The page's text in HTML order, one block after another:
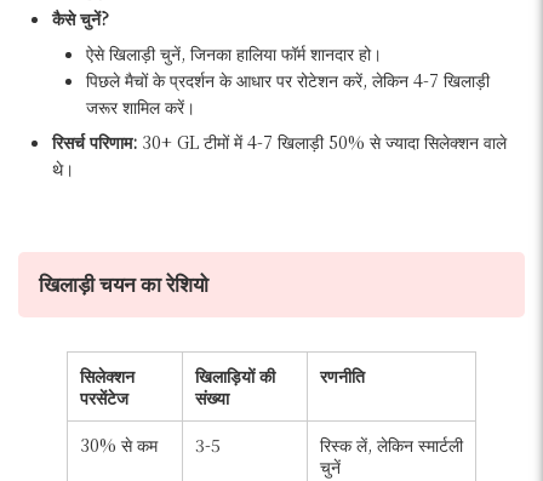
कैसे चुनें?
ऐसे खिलाड़ी चुनें, जिनका हालिया फॉर्म शानदार हो।
पिछले मैचों के प्रदर्शन के आधार पर रोटेशन करें, लेकिन 4-7 खिलाड़ी
जरूर शामिल करें।
रिसर्च परिणाम: 30+ GL टीमों में 4-7 खिलाड़ी 50% से ज्यादा सिलेक्शन वाले
थे।
खिलाड़ी चयन का रेशियो
सिलेक्शन
परसेंटेज
खिलाड़ियों की
संख्या
रणनीति
30% से कम 3-5
रिस्क लें, लेकिन स्मार्टली
चुनें